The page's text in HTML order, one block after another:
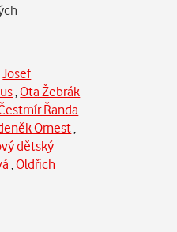
Josef
,Ota Žebrák
Řanda
Ornest
dětský
,Oldřich